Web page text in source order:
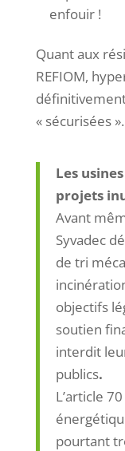
enfouir !
Quant aux
REFIOM,
« sécurisées
Les
projets
Avant
Syvadec
de tri
objectifs
soutien
interdit
publics.
L’article
pourtant